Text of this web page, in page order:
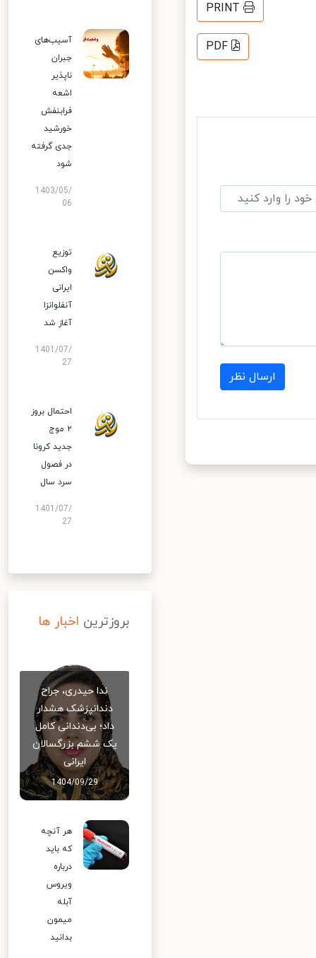
PRINT
PDF
ارسال نظر
آسیب‌های
جبران
ناپذیر
اشعه
فرابنفش
خورشید
جدی گرفته
شود
1403/05/
06
توزیع
واکسن
ایرانی
آنفلوانزا
آغاز شد
1401/07/
27
احتمال بروز
۲ موج
جدید کرونا
در فصول
سرد سال
1401/07/
27
بروزترین اخبار ها
ندا حیدری، جراح
دندانپزشک هشدار
داد؛ بی‌دندانی کامل
یک ششم بزرگسالان
ایرانی
1404/09/29
هر آنچه
که باید
درباره
ویروس
آبله
میمون
بدانید